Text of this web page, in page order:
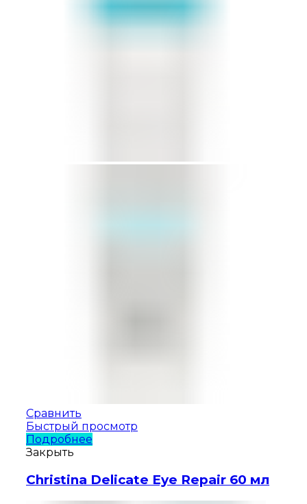
Сравнить
Быстрый просмотр
Подробнее
Закрыть
Christina Delicate Eye Repair 60 мл